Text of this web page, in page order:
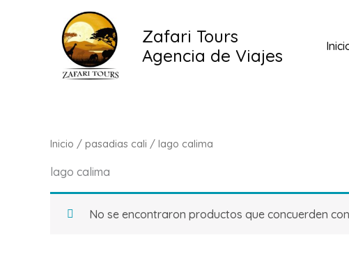
Zafari Tours
Agencia de Viajes
Inicio / pasadias cali / lago calima
lago calima
No se encontraron productos que concuerden